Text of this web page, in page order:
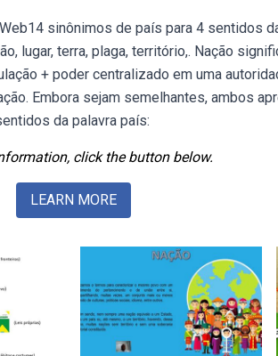
sinônimos de país para 4 sentidos
lugar, terra, plaga, território,. Nação
+ poder centralizado em uma
Embora sejam semelhantes, ambos
da palavra país:
click the button below.
LEARN MORE